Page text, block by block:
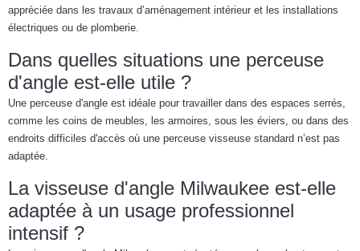
appréciée dans les travaux d’aménagement intérieur et les installations
électriques ou de plomberie.
Dans quelles situations une perceuse
d'angle est-elle utile ?
Une perceuse d'angle est idéale pour travailler dans des espaces serrés,
comme les coins de meubles, les armoires, sous les éviers, ou dans des
endroits difficiles d'accès où une perceuse visseuse standard n’est pas
adaptée.
La visseuse d'angle Milwaukee est-elle
adaptée à un usage professionnel
intensif ?